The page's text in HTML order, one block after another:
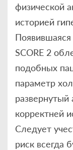
физической
историей
SCORE 2
подобных
параметр
развернутый
корректней
Следует
риск всегда